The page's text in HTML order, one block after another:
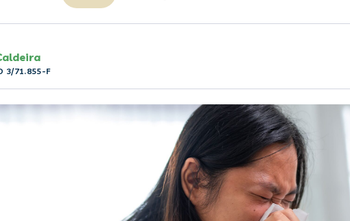
3/71.855-F